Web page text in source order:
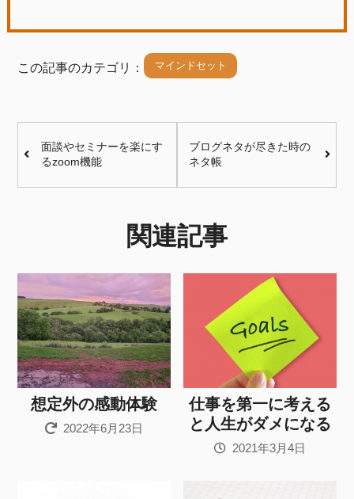
この記事のカテゴリ： マインドセット
面談やセミナーを楽にす
るzoom機能
ブログネタが尽きた時の
ネタ帳
関連記事
想定外の感動体験
2022年6月23日
仕事を第一に考える
と人生がダメになる
2021年3月4日